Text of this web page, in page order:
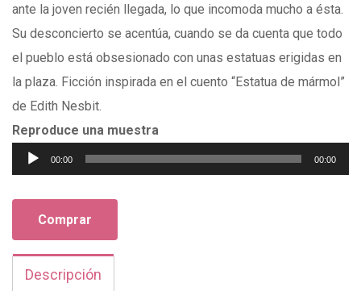
ante la joven recién llegada, lo que incomoda mucho a ésta.
Su desconcierto se acentúa, cuando se da cuenta que todo
el pueblo está obsesionado con unas estatuas erigidas en
la plaza. Ficción inspirada en el cuento “Estatua de mármol”
de Edith Nesbit.
Reproduce una muestra
Reproductor
de
Audio
00:00 00:00
mármol
cantidad
Comprar
Descripción